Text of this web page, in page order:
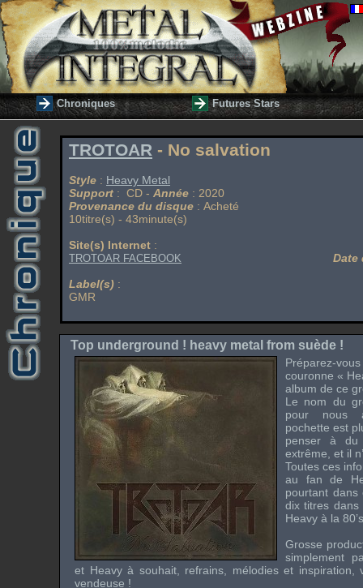
Chroniques Futures Stars
TROTOAR - No salvation
Style : Heavy Metal
Support : CD - Année : 2020
Provenance du disque : Acheté
10titre(s) - 43minute(s)
Site(s) Internet :
TROTOAR FACEBOOK
Label(s) :
GMR
Date
Top underground ! heavy metal from suède !
Préparez-
couronne «
album de ce
Le nom du
pour nous
pochette est
penser à
extrême, et il
Toutes ces
au fan de
pourtant dans
dix titres
Heavy à la
Grosse
simplement
et Heavy à souhait, refrains, mélodies et inspiration,
vendeuse !